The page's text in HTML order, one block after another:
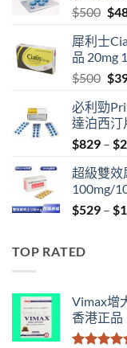
$500 $
犀利士
品 20mg
$500 $
必利勁
達泊西汀
$829 – $
超級雙效
100mg/
$529 – $
TOP RATED
Vimax增
香港正品